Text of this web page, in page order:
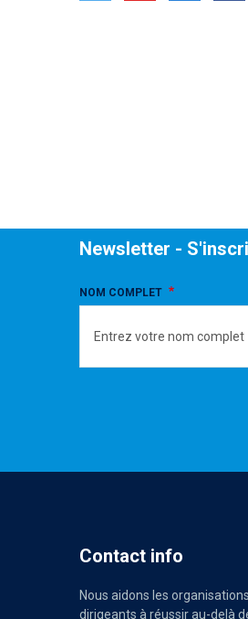
Newsletter -
NOM COMPLET
Contact info
Nous aidons les
dirigeants à réussir au-delà